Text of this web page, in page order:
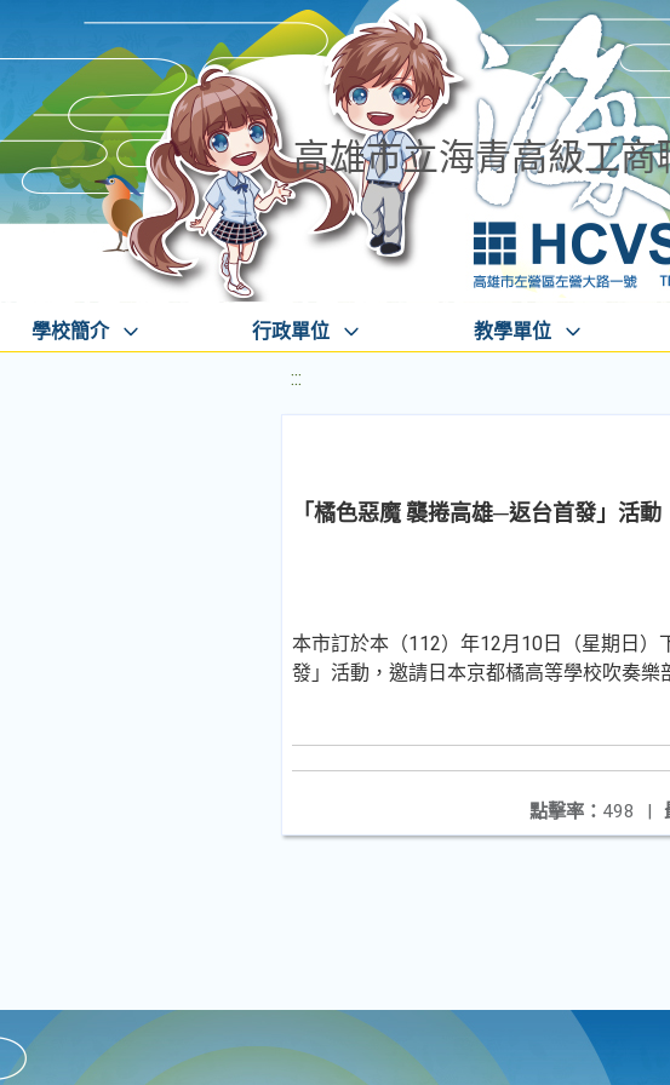
高雄市立海青高級工商
學校簡介 行政單位 教學單位
:::
「橘色惡魔 襲捲高雄─返台首發」活動
本市訂於本（112）年12月10日（星期日
發」活動，邀請日本京都橘高等學校吹奏
點擊率： 498 |